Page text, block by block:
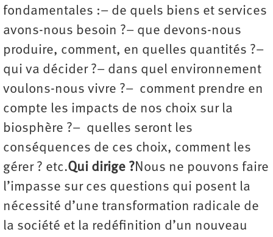
fondamentales :– de quels biens et services
avons-nous besoin ?– que devons-nous
produire, comment, en quelles quantités ?–
qui va décider ?– dans quel environnement
voulons-nous vivre ?– comment prendre en
compte les impacts de nos choix sur la
biosphère ?– quelles seront les
conséquences de ces choix, comment les
gérer ? etc.Qui dirige ?Nous ne pouvons faire
l’impasse sur ces questions qui posent la
nécessité d’une transformation radicale de
la société et la redéfinition d’un nouveau